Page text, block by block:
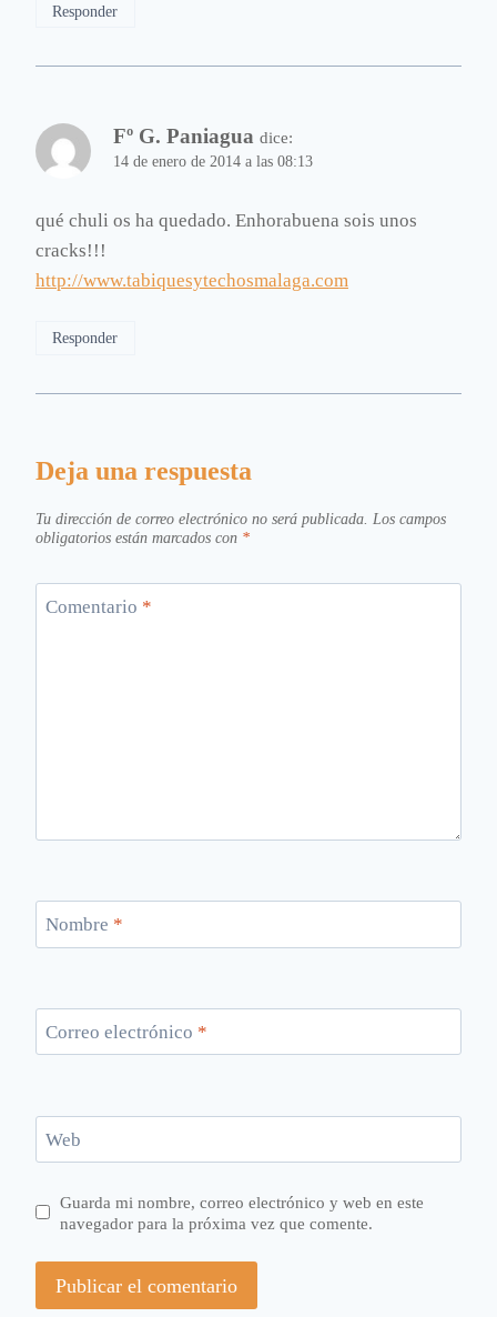
Responder
Fº G. Paniagua dice:
14 de enero de 2014 a las 08:13
qué chuli os ha quedado. Enhorabuena sois unos
cracks!!!
http://www.tabiquesytechosmalaga.com
Responder
Deja una respuesta
Tu dirección de correo electrónico no será publicada. Los campos
obligatorios están marcados con *
Comentario *
Nombre *
Correo electrónico *
Web
Guarda mi nombre, correo electrónico y web en este
navegador para la próxima vez que comente.